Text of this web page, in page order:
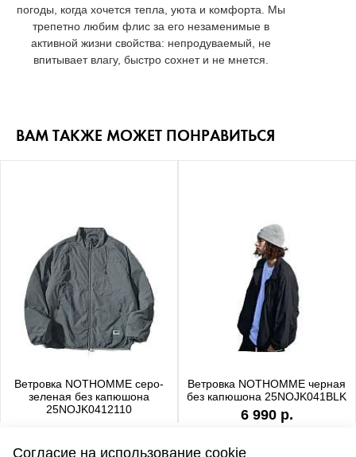
погоды, когда хочется тепла, уюта и комфорта. Мы
трепетно любим флис за его незаменимые в
активной жизни свойства: непродуваемый, не
впитывает влагу, быстро сохнет и не мнется.
ВАМ ТАКЖЕ МОЖЕТ ПОНРАВИТЬСЯ
Ветровка NOTHOMME серо-
зеленая без капюшона
25NOJK0412110
Ветровка NOTHOMME черная
без капюшона 25NOJK041BLK
6 990 р.
Согласие на использование cookie